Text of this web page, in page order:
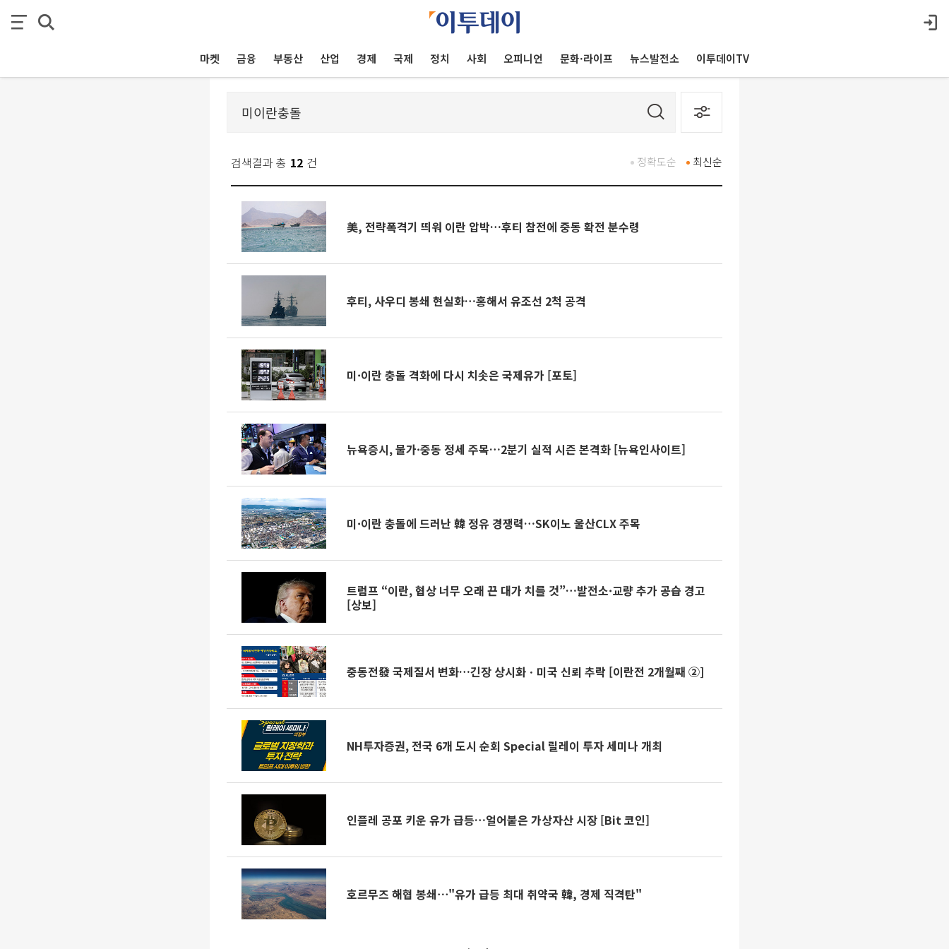
마켓 금융 부동산 산업 경제 국제 정치 사회 오피니언 문화·라이프 뉴스발전소 이투데이TV
검색결과 총 12 건 최신순
정확도순
美, 전략폭격기 띄워 이란 압박…후티 참전에 중동 확전 분수령
후티, 사우디 봉쇄 현실화…홍해서 유조선 2척 공격
미·이란 충돌 격화에 다시 치솟은 국제유가 [포토]
뉴욕증시, 물가·중동 정세 주목…2분기 실적 시즌 본격화 [뉴욕인사이트]
미·이란 충돌에 드러난 韓 정유 경쟁력…SK이노 울산CLX 주목
트럼프 “이란, 협상 너무 오래 끈 대가 치를 것”…발전소·교량 추가 공습 경고
[상보]
중동전發 국제질서 변화…긴장 상시화ㆍ미국 신뢰 추락 [이란전 2개월째 ②]
NH투자증권, 전국 6개 도시 순회 Special 릴레이 투자 세미나 개최
인플레 공포 키운 유가 급등…얼어붙은 가상자산 시장 [Bit 코인]
호르무즈 해협 봉쇄⋯"유가 급등 최대 취약국 韓, 경제 직격탄"